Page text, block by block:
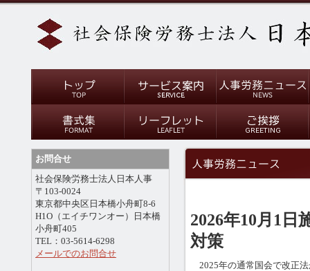
2026年10月1
対策
2025年の通常国会で改正
お問合せ
社会保険労務士法人日本人事
〒103-0024
東京都中央区日本橋小舟町8-6
H1O（エイチワンオー）日本橋
小舟町405
TEL：03-5614-6298
メールでのお問合せ